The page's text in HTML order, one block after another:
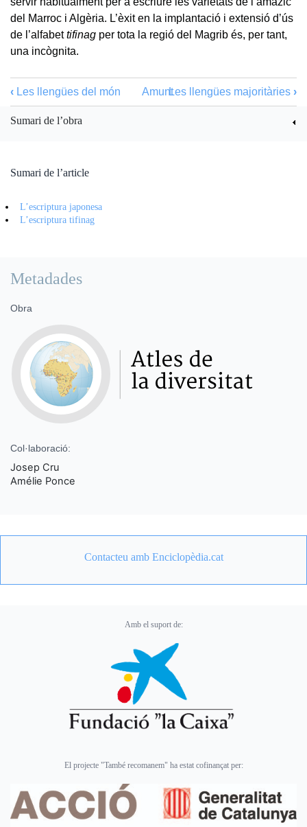
del Marroc i Algèria. L’èxit en la implantació i extensió d’ús
de l’alfabettifinag per tota la regió del Magrib és, per tant,
una incògnita.
‹ Les llengües del món AmuntLes llengües majoritàries ›
Sumari de l’obra
Sumari de l’article
L’escriptura japonesa
L’escriptura tifinag
Metadades
Obra
Col·laboració:
Josep Cru
Amélie Ponce
Contacteu amb Enciclopèdia.cat
Amb el suport de:
El projecte "També recomanem" ha estat cofinançat per: